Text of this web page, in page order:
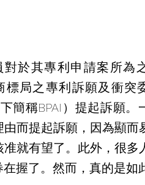
標局之專利訴願及衝突
簡稱BPAI）提起訴願。
而提起訴願，因為顯而
就有望了。此外，很多
握了。然而，真的是如